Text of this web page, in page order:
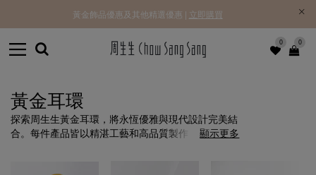
0 0
黃金飾品優惠及其他精選優惠 | 立即購買
黃金耳環
探索周生生黃金耳環，將永恆優雅與現代設計完美結
合。每件產品皆以精湛工藝和高品質製作，為任何場
顯示更多